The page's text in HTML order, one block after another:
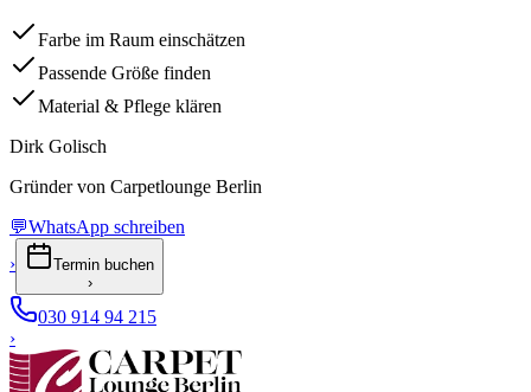
Farbe im Raum einschätzen
Passende Größe finden
Material & Pflege klären
Dirk Golisch
Gründer von Carpetlounge Berlin
💬WhatsApp schreiben
›
Termin buchen
›
030 914 94 215
›